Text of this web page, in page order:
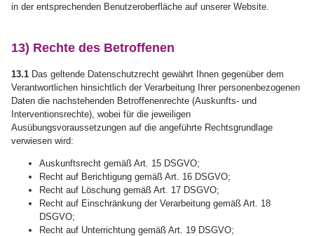
in der entsprechenden Benutzeroberfläche auf unserer Website.
13) Rechte des Betroffenen
13.1 Das geltende Datenschutzrecht gewährt Ihnen gegenüber dem
Verantwortlichen hinsichtlich der Verarbeitung Ihrer personenbezogenen
Daten die nachstehenden Betroffenenrechte (Auskunfts- und
Interventionsrechte), wobei für die jeweiligen
Ausübungsvoraussetzungen auf die angeführte Rechtsgrundlage
verwiesen wird:
Auskunftsrecht gemäß Art. 15 DSGVO;
Recht auf Berichtigung gemäß Art. 16 DSGVO;
Recht auf Löschung gemäß Art. 17 DSGVO;
Recht auf Einschränkung der Verarbeitung gemäß Art. 18
DSGVO;
Recht auf Unterrichtung gemäß Art. 19 DSGVO;